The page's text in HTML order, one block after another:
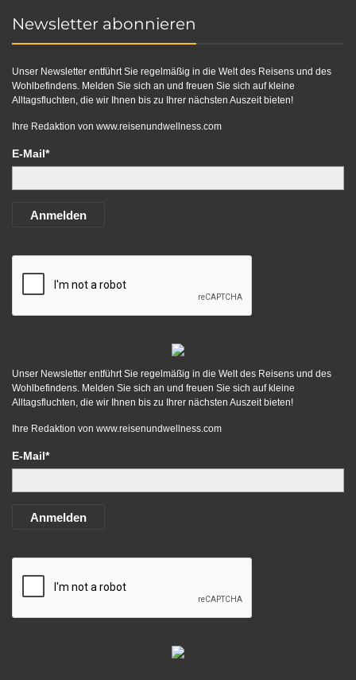
Newsletter abonnieren
Unser Newsletter entführt Sie regelmäßig in die Welt des Reisens und des
Wohlbefindens. Melden Sie sich an und freuen Sie sich auf kleine
Alltagsfluchten, die wir Ihnen bis zu Ihrer nächsten Auszeit bieten!
Ihre Redaktion von www.reisenundwellness.com
E-Mail*
Anmelden
Unser Newsletter entführt Sie regelmäßig in die Welt des Reisens und des
Wohlbefindens. Melden Sie sich an und freuen Sie sich auf kleine
Alltagsfluchten, die wir Ihnen bis zu Ihrer nächsten Auszeit bieten!
Ihre Redaktion von www.reisenundwellness.com
E-Mail*
Anmelden